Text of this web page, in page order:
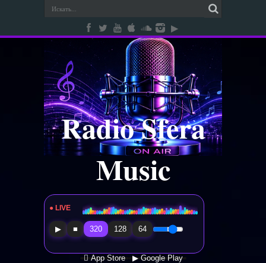
Radio Sfera
Music
● LIVE Radio Sfera Music
▶ ■ 320 128 64
 App Store ▶ Google Play